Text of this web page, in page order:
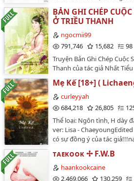
31,
32,
33,
34,
RẤT QUAN TRỌNG
35,
36,
37,
38,
39,
40,
TRUYỆN DỊCH CHƯA CÓ SỰ
LÒNG KHÔNG RE-UP🚫…
hạ, cường cườngVăn
vẻ là ngoài ý muốn, Tô
ngờ trùng sinh vào thân
hàng xa yếu đuối về cả thể
định sau khi trùng sinh
thông hắc bạch lưỡng đạo
quyền thế vốn thuộc về
các ngươi liền xem ta là
nhào nặn sao!https://
tu-phong/dam-mỹ/trung-
BẢN GHI CHÉP
Ở TRIỀU THANH
ngocmii99
791,746
15,682
98
Truyện Bản Ghi Chép Cuộc
Thanh của tác giả Nhất
Nữ Hổ Lộc Điềm Nhi sinh ra
thương sau này khi lấy
chiều hết mực. A ca Dận
hôn cho hai người. Liệu
không? Cuộc sống của họ
theo dõi để có câu trả lời.…
Mẹ Kế [18+] (
curleyyah
684,218
26,805
Thể loại: Ngôn tình, H dày
ver: Lisa -
có sự đồng ý của tác
ᴛᴀᴇᴋᴏᴏᴋ ✢ F.W.B
haankookcaine
2,469,066
130,259